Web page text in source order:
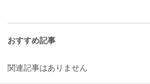
おすすめ記事
関連記事はありません